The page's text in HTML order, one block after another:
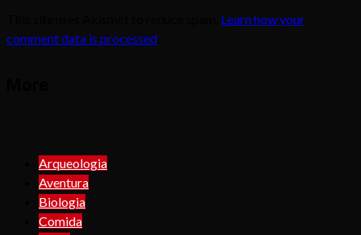
Learn how your
comment data is processed
Arqueologia
Aventura
Biologia
Comida